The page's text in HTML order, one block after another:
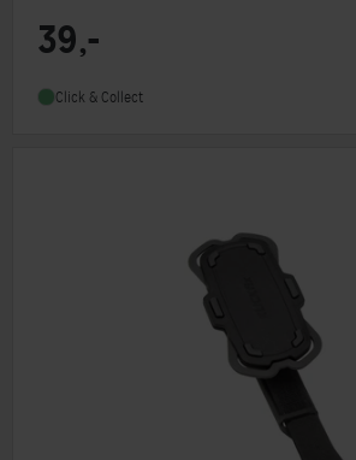
39,-
Click & Collect